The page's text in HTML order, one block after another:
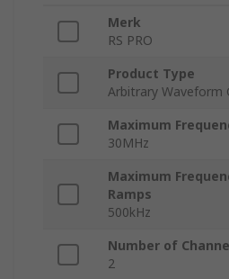
Merk
RS PRO
Product Type
Arbitrary Waveform
Maximum
30MHz
Maximum
Ramps
500kHz
Number of
2